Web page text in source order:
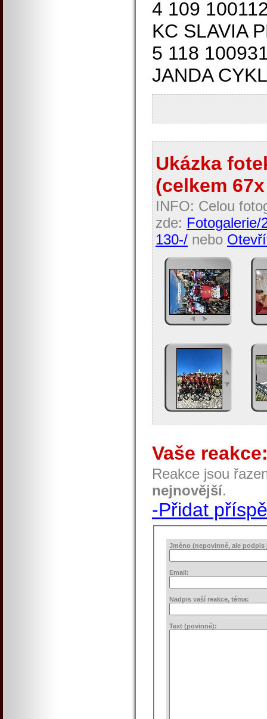
4 109
KC SLAVIA
5 118
JANDA
Ukázka
(celkem
INFO: Celou
zde: Fotogalerie/
130-/ nebo
Vaše
Reakce jsou
nejnovější.
-Přidat
Jméno (nepovinné, ale podpis
Email:
Nadpis vaší reakce, téma:
Text (povinné):